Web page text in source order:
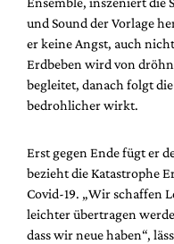
und Sound der Vorlage
er keine Angst, auch
Erdbeben wird von
begleitet, danach folgt
bedrohlicher wirkt.
Erst gegen Ende fügt er
bezieht die Katastrophe
Covid-19. „Wir schaffen
leichter übertragen
dass wir neue haben“,